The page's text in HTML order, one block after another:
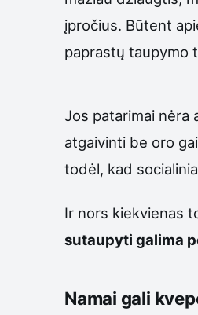
įpročius. Būtent
paprastų taupymo
Jos patarimai nėra
atgaivinti be oro
todėl, kad
Ir nors kiekvienas
sutaupyti galima
Namai gali